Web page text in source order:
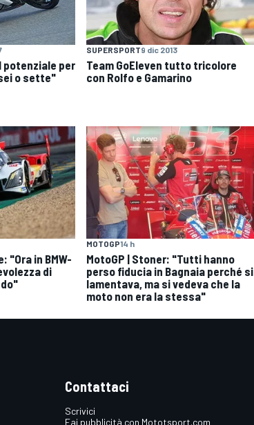
potenziale per
o sette"
SUPERSPORT9 dic 2013
Team GoEleven tutto tricolore
con Rolfo e Gamarino
"Ora in BMW-
di
MOTOGP14 h
MotoGP | Stoner: "Tutti hanno
perso fiducia in Bagnaia perché si
lamentava, ma si vedeva che la
moto non era la stessa"
Contattaci
Scrivici
Fai pubblicità con Mototsport.com